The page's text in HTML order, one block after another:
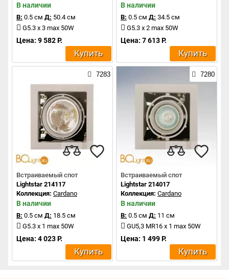
В наличии
В: 0.5 см Д: 50.4 см
G5.3 x 3 max 50W
Цена: 9 582 Р.
Купить
В наличии
В: 0.5 см Д: 34.5 см
G5.3 x 2 max 50W
Цена: 7 613 Р.
Купить
7283
Встраиваемый спот
Lightstar 214117
Коллекция: Cardano
В наличии
В: 0.5 см Д: 18.5 см
G5.3 x 1 max 50W
Цена: 4 023 Р.
Купить
7280
Встраиваемый спот
Lightstar 214017
Коллекция: Cardano
В наличии
В: 0.5 см Д: 11 см
GU5,3 MR16 x 1 max 50W
Цена: 1 499 Р.
Купить